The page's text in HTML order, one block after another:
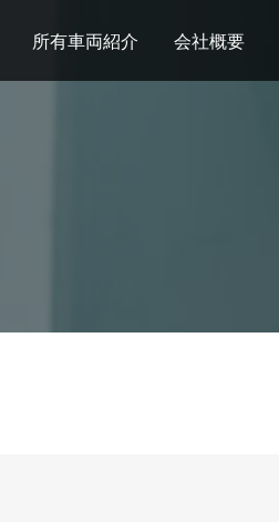
所有車両紹介 会社概要